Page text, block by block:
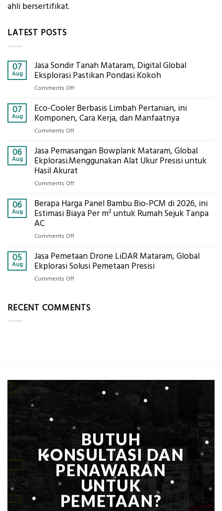
ahli bersertifikat.
LATEST POSTS
07
Aug
Jasa Sondir Tanah Mataram, Digital Global
Eksplorasi Pastikan Pondasi Kokoh
Comments Offon
Sondir
Tanah
Eksplorasi
Pastikan
Pondasi
Kokoh
07
Aug
Eco-Cooler Berbasis Limbah Pertanian, ini
Komponen, Cara Kerja, dan Manfaatnya
Comments Offon
Cooler
Berbasis
Limbah
Cara
Kerja,
Manfaatnya
06
Aug
Jasa Pemasangan Bowplank Mataram, Global
Ekplorasi.Menggunakan Alat Ukur Presisi untuk
Hasil Akurat
Comments Offon
Pemasangan
Bowplank
Ukur
Presisi
untuk
06
Aug
Berapa Harga Panel Bambu Bio-PCM di 2026, ini
Estimasi Biaya Per m² untuk Rumah Sejuk Tanpa
AC
Comments Offon
Harga
Panel
2026,
05
Aug
Jasa Pemetaan Drone LiDAR Mataram, Global
Ekplorasi Solusi Pemetaan Presisi
Comments Offon
Drone
RECENT COMMENTS
BUTUH
KONSULTASI DAN
PENAWARAN
UNTUK
PEMETAAN?